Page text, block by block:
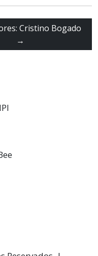
Cristino Bogado
→